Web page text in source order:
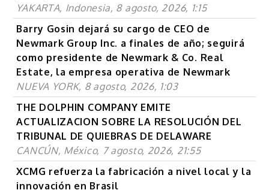
YAKARTA, Indonesia, 8 agosto, 2026, 1:15
Barry Gosin dejará su cargo de CEO de
Newmark Group Inc. a finales de año; seguirá
como presidente de Newmark & Co. Real
Estate, la empresa operativa de Newmark
NUEVA YORK, 8 agosto, 2026, 1:03
THE DOLPHIN COMPANY EMITE
ACTUALIZACION SOBRE LA RESOLUCIÓN DEL
TRIBUNAL DE QUIEBRAS DE DELAWARE
CANCÚN, México, 7 agosto, 2026, 21:55
XCMG refuerza la fabricación a nivel local y la
innovación en Brasil